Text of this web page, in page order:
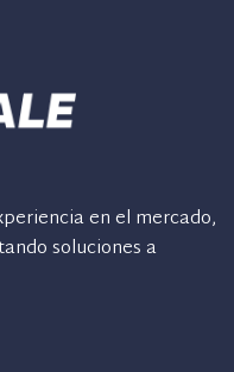
en el mercado,
soluciones a